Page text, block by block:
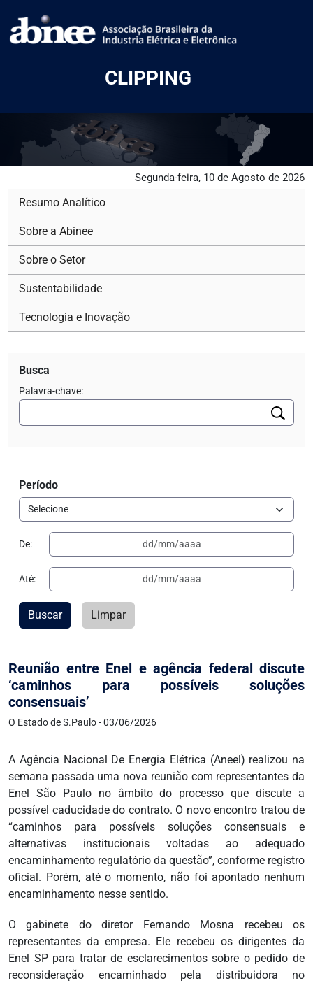
CLIPPING
Segunda-feira, 10 de Agosto de 2026
Reunião entre Enel e agência federal discute
‘caminhos para possíveis soluções
consensuais’
O Estado de S.Paulo - 03/06/2026
A Agência Nacional De Energia Elétrica (Aneel) realizou na
semana passada uma nova reunião com representantes da
Enel São Paulo no âmbito do processo que discute a
possível caducidade do contrato. O novo encontro tratou de
“caminhos para possíveis soluções consensuais e
alternativas institucionais voltadas ao adequado
encaminhamento regulatório da questão”, conforme registro
oficial. Porém, até o momento, não foi apontado nenhum
encaminhamento nesse sentido.
O gabinete do diretor Fernando Mosna recebeu os
representantes da empresa. Ele recebeu os dirigentes da
Enel SP para tratar de esclarecimentos sobre o pedido de
reconsideração encaminhado pela distribuidora no
Resumo Analítico
Sobre a Abinee
Sobre o Setor
Sustentabilidade
Tecnologia e Inovação
Busca
Palavra-chave:
Período
De:
Até:
Buscar Limpar